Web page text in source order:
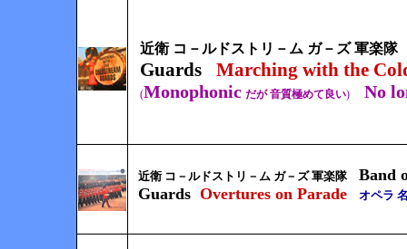
近衛 コ－ルドストリ－ム ガ－ズ 軍楽隊
Guards Marching with the
(Monophonic だが 音質極めて良い) No
近衛 コ－ルドストリ－ム ガ－ズ 軍楽隊 Band
Guards Overtures on Parade オペラ